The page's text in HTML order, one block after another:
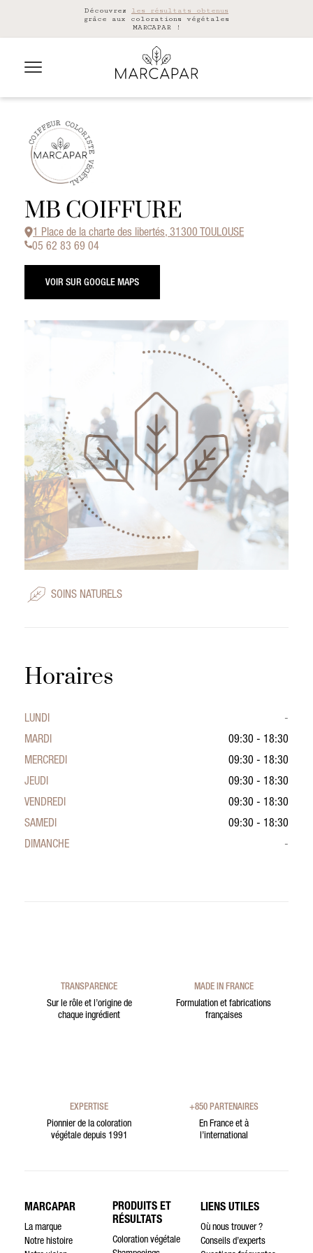
Découvrez les résultats obtenus
grâce aux colorations végétales
MARCAPAR !
MB COIFFURE
1 Place de la charte des libertés, 31300 TOULOUSE
05 62 83 69 04
VOIR SUR GOOGLE MAPS
SOINS NATURELS
Horaires
LUNDI
-
MARDI
09:30 - 18:30
MERCREDI
09:30 - 18:30
JEUDI
09:30 - 18:30
VENDREDI
09:30 - 18:30
SAMEDI
09:30 - 18:30
DIMANCHE
-
TRANSPARENCE
Sur le rôle et l’origine de
chaque ingrédient
MADE IN FRANCE
Formulation et fabrications
françaises
EXPERTISE
Pionnier de la coloration
végétale depuis 1991
+850 PARTENAIRES
En France et à
l’international
MARCAPAR
La marque
Notre histoire
PRODUITS ET
RÉSULTATS
Coloration végétale
LIENS UTILES
Où nous trouver ?
Conseils d’experts